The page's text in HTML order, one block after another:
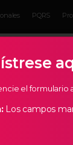
PQRS
el formulario
Los campos